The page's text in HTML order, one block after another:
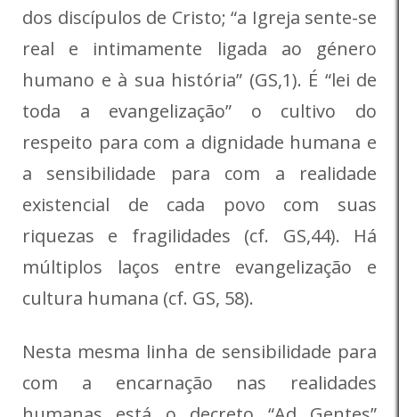
dos discípulos de Cristo; “a Igreja sente-se
real e intimamente ligada ao género
humano e à sua história” (GS,1). É “lei de
toda a evangelização” o cultivo do
respeito para com a dignidade humana e
a sensibilidade para com a realidade
existencial de cada povo com suas
riquezas e fragilidades (cf. GS,44). Há
múltiplos laços entre evangelização e
cultura humana (cf. GS, 58).
Nesta mesma linha de sensibilidade para
com a encarnação nas realidades